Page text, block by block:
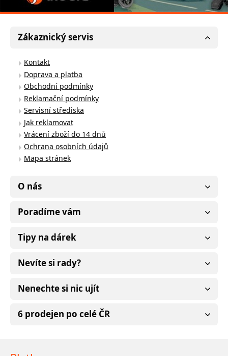
Zákaznický servis
Kontakt
Doprava a platba
Obchodní podmínky
Reklamační podmínky
Servisní střediska
Jak reklamovat
Vrácení zboží do 14 dnů
Ochrana osobních údajů
Mapa stránek
O nás
Poradíme vám
Tipy na dárek
Nevíte si rady?
Nenechte si nic ujít
6 prodejen po celé ČR